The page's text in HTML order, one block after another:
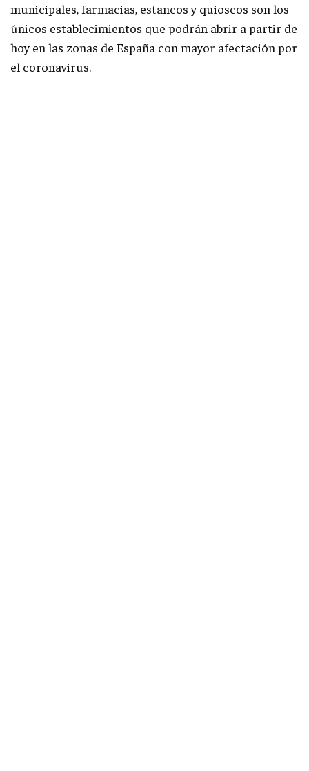
municipales, farmacias, estancos y quioscos son los
únicos establecimientos que podrán abrir a partir de
hoy en las zonas de España con mayor afectación por
el coronavirus.